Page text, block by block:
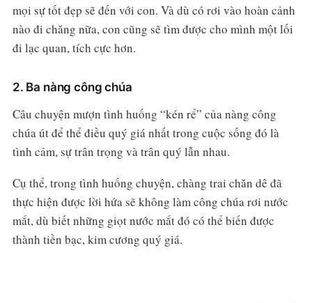
mọi sự tốt đẹp sẽ đến với con. Và dù có rơi vào hoàn cảnh
nào đi chăng nữa, con cũng sẽ tìm được cho mình một lối
đi lạc quan, tích cực hơn.
2. Ba nàng công chúa
Câu chuyện mượn tình huống “kén rể” của nàng công
chúa út để thể điều quý giá nhất trong cuộc sống đó là
tình cảm, sự trân trọng và trân quý lẫn nhau.
Cụ thể, trong tình huống chuyện, chàng trai chăn dê đã
thực hiện được lời hứa sẽ không làm công chúa rơi nước
mắt, dù biết những giọt nước mắt đó có thể biến được
thành tiền bạc, kim cương quý giá.